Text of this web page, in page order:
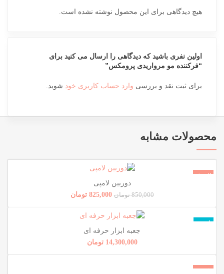
هیچ دیدگاهی برای این محصول نوشته نشده است.
اولین نفری باشید که دیدگاهی را ارسال می کنید برای
“فرکننده مو مرواریدی پرومکس”
برای ثبت نقد و بررسی وارد حساب کاربری خود شوید.
محصولات مشابه
فروش!
دوربین لامپی
850,000 تومان 825,000 تومان
ناموجود
جعبه ابزار حرفه ای
14,300,000 تومان
فروش!